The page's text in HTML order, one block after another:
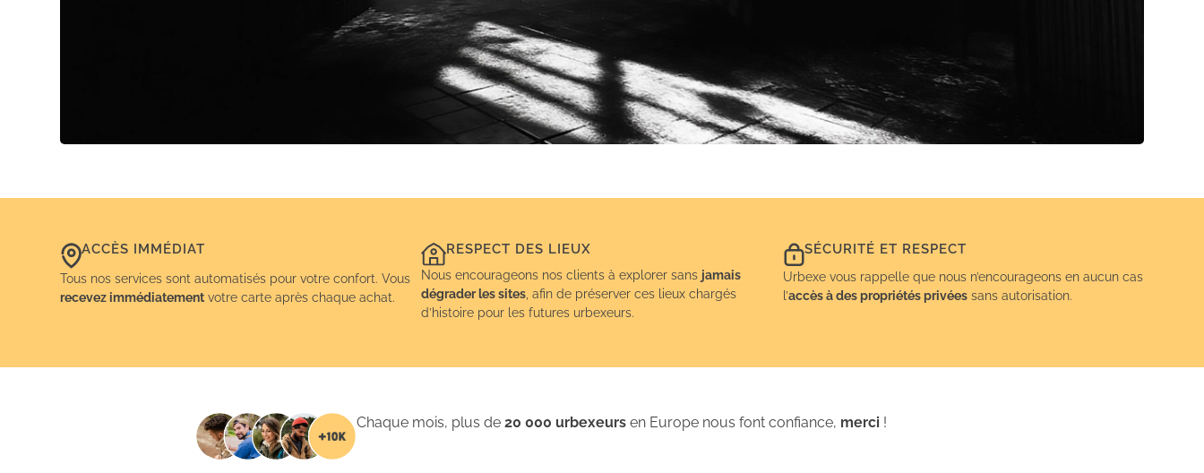
ACCÈS IMMÉDIAT
Tous nos services sont automatisés pour votre confort. Vous
recevez immédiatement votre carte après chaque achat.
RESPECT DES LIEUX
Nous encourageons nos clients à explorer sans jamais
dégrader les sites , afin de préserver ces lieux chargés
d’histoire pour les futures urbexeurs.
SÉCURITÉ ET RESPECT
Urbexe vous rappelle que nous n’encourageons en aucun cas
l’accès à des propriétés privéessans autorisation.
Chaque mois, plus de20 000 urbexeurs en Europe nous font confiance, merci !